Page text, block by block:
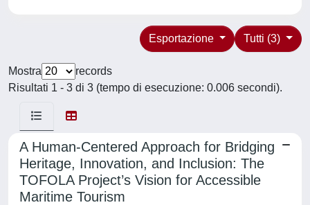
Tutti (3)
Esportazione
Mostra
records
Risultati 1 - 3 di 3 (tempo di esecuzione: 0.006 secondi).
A Human-Centered Approach for Bridging
Heritage, Innovation, and Inclusion: The
TOFOLA Project’s Vision for Accessible
Maritime Tourism